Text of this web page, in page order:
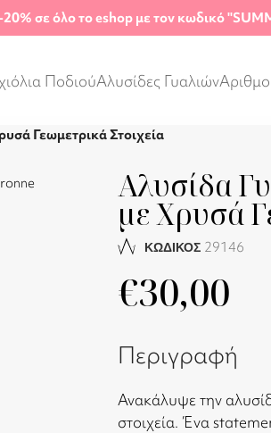
-20% σε όλο το eshop με τον κωδικό
ΠοδιούΑλυσίδες Γυαλιών
Γεωμετρικά Στοιχεία
Αλυσίδα
με Χρυσά
ΚΩΔΙΚΟΣ 29146
€30,00
Περιγραφή
Ανακάλυψε την
στοιχεία. Ένα